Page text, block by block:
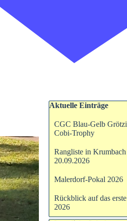
Block überspringen
Aktuelle Einträge
CGC Blau-Gelb
Cobi-Trophy
Rangliste in Krumbach
20.09.2026
Malerdorf-Pokal 2026
Rückblick auf das
2026